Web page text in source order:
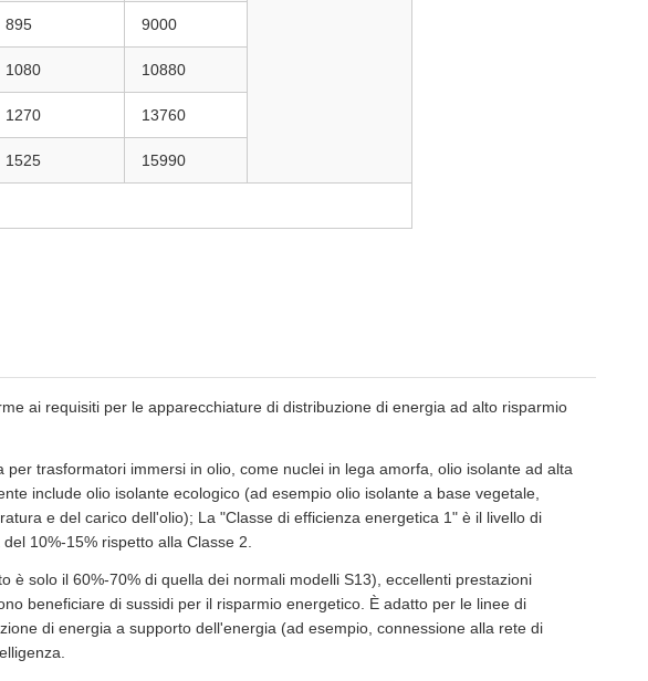
895 9000
1080 10880
1270 13760
1525 15990
ai requisiti per le apparecchiature di distribuzione di energia ad alto risparmio
trasformatori immersi in olio, come nuclei in lega amorfa, olio isolante ad alta
include olio isolante ecologico (ad esempio olio isolante a base vegetale,
e del carico dell'olio); La "Classe di efficienza energetica 1" è il livello di
10%-15% rispetto alla Classe 2.
è solo il 60%-70% di quella dei normali modelli S13), eccellenti prestazioni
beneficiare di sussidi per il risparmio energetico. È adatto per le linee di
di energia a supporto dell'energia (ad esempio, connessione alla rete di